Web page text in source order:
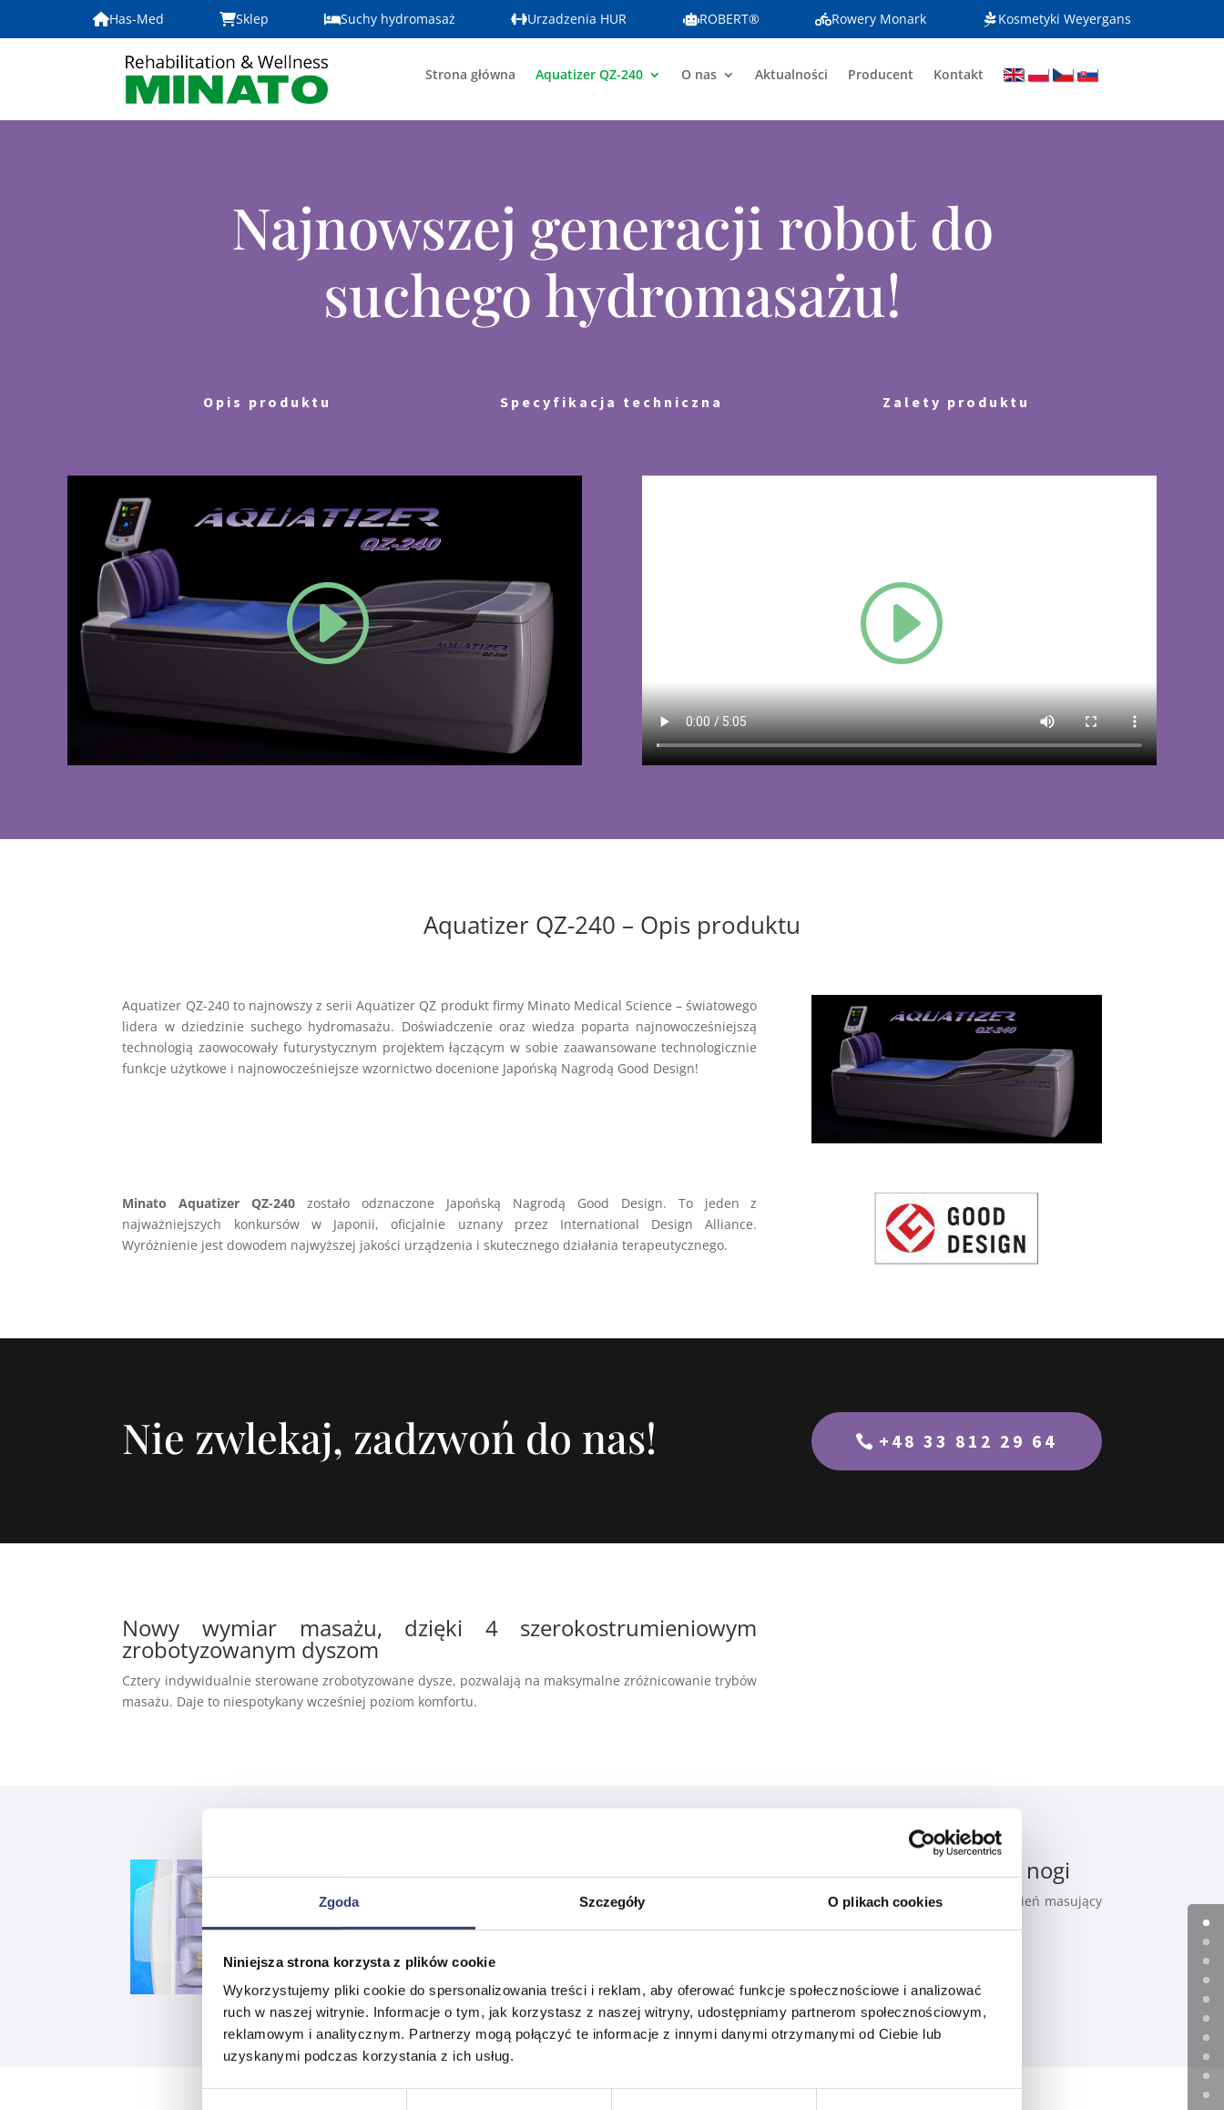
Zgoda Szczegóły O plikach cookies
Niniejsza strona korzysta z plików cookie
Wykorzystujemy pliki cookie do spersonalizowania treści i reklam, aby oferować funkcje społecznościowe i analizować
ruch w naszej witrynie. Informacje o tym, jak korzystasz z naszej witryny, udostępniamy partnerom społecznościowym,
reklamowym i analitycznym. Partnerzy mogą połączyć te informacje z innymi danymi otrzymanymi od Ciebie lub
uzyskanymi podczas korzystania z ich usług.
Has-Med Sklep Suchy hydromasaż Urzadzenia HUR ROBERT® Rowery Monark Kosmetyki Weyergans
Strona główna Aquatizer QZ-240 O nas Aktualności Producent Kontakt . . . .
Najnowszej generacji robot do
suchego hydromasażu!
Opis produktu Specyfikacja techniczna Zalety produktu
Aquatizer QZ-240 – Opis produktu
Aquatizer QZ-240 to najnowszy z serii Aquatizer QZ produkt firmy Minato Medical Science – światowego
lidera w dziedzinie suchego hydromasażu. Doświadczenie oraz wiedza poparta najnowocześniejszą
technologią zaowocowały futurystycznym projektem łączącym w sobie zaawansowane technologicznie
funkcje użytkowe i najnowocześniejsze wzornictwo docenione Japońską Nagrodą Good Design!
Minato Aquatizer QZ-240 zostało odznaczone Japońską Nagrodą Good Design. To jeden z
najważniejszych konkursów w Japonii, oficjalnie uznany przez International Design Alliance.
Wyróżnienie jest dowodem najwyższej jakości urządzenia i skutecznego działania terapeutycznego.
Nie zwlekaj, zadzwoń do nas! +48 33 812 29 64
Nowy wymiar masażu, dzięki 4 szerokostrumieniowym
zrobotyzowanym dyszom
Cztery indywidualnie sterowane zrobotyzowane dysze, pozwalają na maksymalne zróżnicowanie trybów
masażu. Daje to niespotykany wcześniej poziom komfortu.
Zmiennociśnieniowe poduszki powietrzne stabilizujące nogi
Przytrzymując stopy w żądanej pozycji, stabilizuje je podczas zabiegu, dzięki czemu strumień masujący